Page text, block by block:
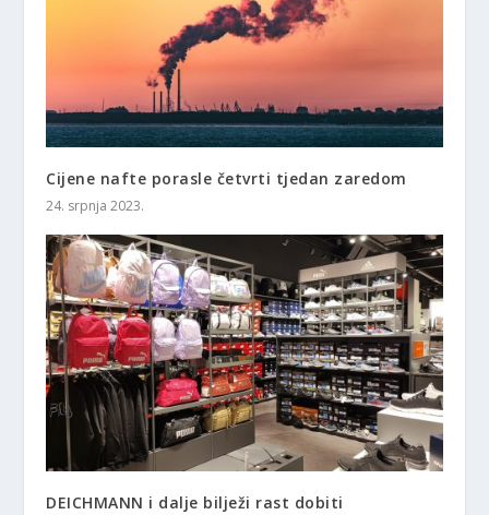
Cijene nafte porasle četvrti tjedan zaredom
24. srpnja 2023.
DEICHMANN i dalje bilježi rast dobiti